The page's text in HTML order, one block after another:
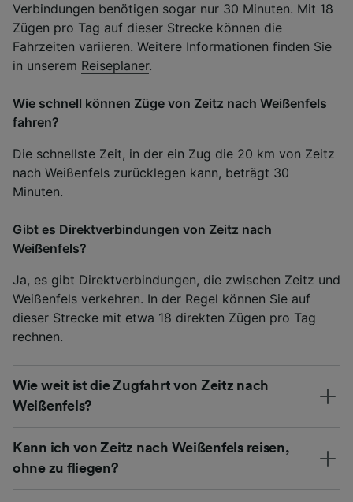
Verbindungen benötigen sogar nur 30 Minuten. Mit 18
Zügen pro Tag auf dieser Strecke können die
Fahrzeiten variieren. Weitere Informationen finden Sie
in unserem Reiseplaner.
Wie schnell können Züge von Zeitz nach Weißenfels
fahren?
Die schnellste Zeit, in der ein Zug die 20 km von Zeitz
nach Weißenfels zurücklegen kann, beträgt 30
Minuten.
Gibt es Direktverbindungen von Zeitz nach
Weißenfels?
Ja, es gibt Direktverbindungen, die zwischen Zeitz und
Weißenfels verkehren. In der Regel können Sie auf
dieser Strecke mit etwa 18 direkten Zügen pro Tag
rechnen.
Wie weit ist die Zugfahrt von Zeitz nach
Weißenfels?
Kann ich von Zeitz nach Weißenfels reisen,
ohne zu fliegen?